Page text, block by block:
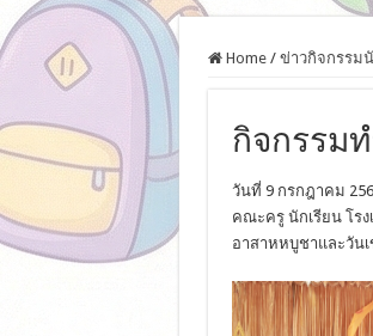
Home / ข่าวกิจกรรม
กิจกรรมทํ
วันที่ 9 กรกฎาคม
คณะครู นักเรียน โร
อาสาหหบูชาและวัน